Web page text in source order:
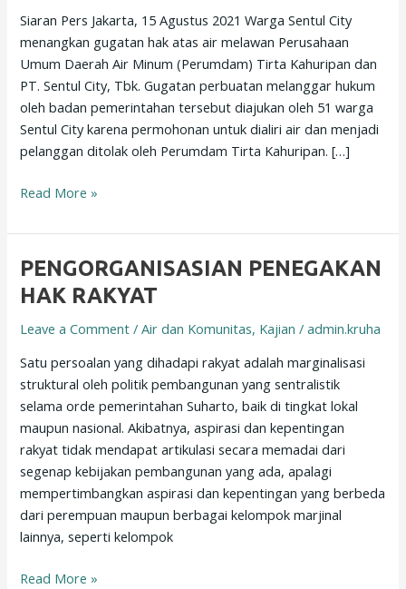
Siaran Pers Jakarta, 15 Agustus 2021 Warga Sentul City
menangkan gugatan hak atas air melawan Perusahaan
Umum Daerah Air Minum (Perumdam) Tirta Kahuripan dan
PT. Sentul City, Tbk. Gugatan perbuatan melanggar hukum
oleh badan pemerintahan tersebut diajukan oleh 51 warga
Sentul City karena permohonan untuk dialiri air dan menjadi
pelanggan ditolak oleh Perumdam Tirta Kahuripan. […]
Read More »
PENGORGANISASIAN PENEGAKAN
HAK RAKYAT
Leave a Comment /Air dan Komunitas, Kajian /admin.kruha
Satu persoalan yang dihadapi rakyat adalah marginalisasi
struktural oleh politik pembangunan yang sentralistik
selama orde pemerintahan Suharto, baik di tingkat lokal
maupun nasional. Akibatnya, aspirasi dan kepentingan
rakyat tidak mendapat artikulasi secara memadai dari
segenap kebijakan pembangunan yang ada, apalagi
mempertimbangkan aspirasi dan kepentingan yang berbeda
dari perempuan maupun berbagai kelompok marjinal
lainnya, seperti kelompok
PENGORGANISASIAN
PENEGAKAN
HAK
RAKYAT
Read More »